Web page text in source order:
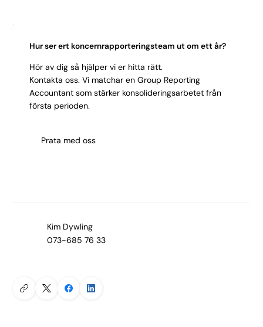
Hur ser ert koncernrapporteringsteam ut om ett år?
Hör av dig så hjälper vi er hitta rätt.
Kontakta oss. Vi matchar en Group Reporting
Accountant som stärker konsolideringsarbetet från
första perioden.
Prata med oss
Kim Dywling
073-685 76 33